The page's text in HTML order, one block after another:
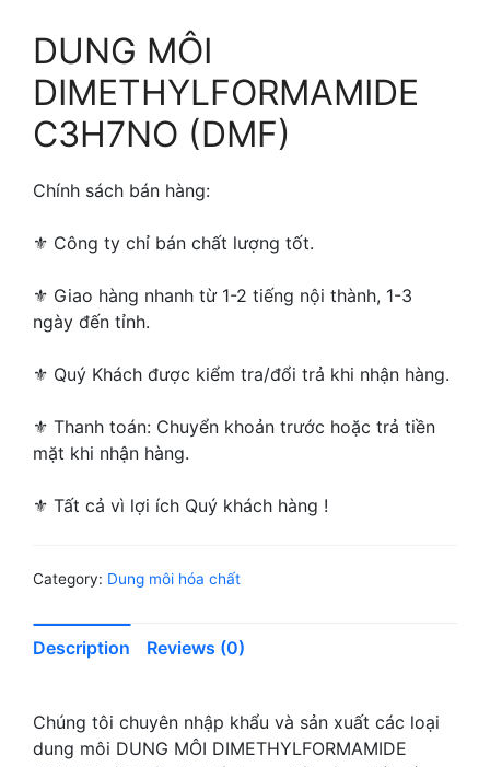
DUNG MÔI
DIMETHYLFORMAMIDE
C3H7NO (DMF)
Chính sách bán hàng:
⚜ ️Công ty chỉ bán chất lượng tốt.
⚜ Giao hàng nhanh từ 1-2 tiếng nội thành, 1-3
ngày đến tỉnh.
⚜ Quý Khách được kiểm tra/đổi trả khi nhận hàng.
⚜ Thanh toán: Chuyển khoản trước hoặc trả tiền
mặt khi nhận hàng.
⚜ Tất cả vì lợi ích Quý khách hàng !
Category: Dung môi hóa chất
Description Reviews (0)
Chúng tôi chuyên nhập khẩu và sản xuất các loại
dung môi DUNG MÔI DIMETHYLFORMAMIDE